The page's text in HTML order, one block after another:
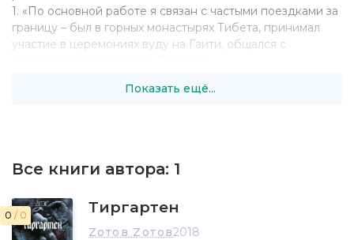
1. «По основной работе я связан с частыми поездками за
границу – был в горных монастырях Тибета, принимал
участие в церемониях вуду на Гаити, общался с
античного мира, Арабского халифата), обожаю
отношусь к любой церкви. Ненавижу суши. Собираю
магниты на холодильник, и книги по истории отдельных
Показать ещё...
Все книги автора: 1
0 / 0 Тиргартен
Zотов Zотов2018